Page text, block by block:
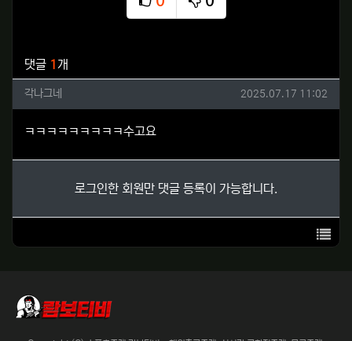
추천
비추천
댓글 1개
각나그네님의 댓글
각나그네 작성일
2025.07.17 11:02
ㅋㅋㅋㅋㅋㅋㅋㅋㅋ수고요
로그인한 회원만 댓글 등록이 가능합니다.
목록